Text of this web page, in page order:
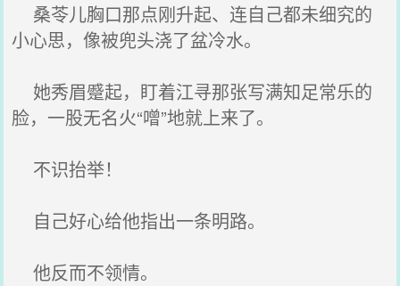
桑苓儿胸口那点刚升起、连自己都未细究的
小心思，像被兜头浇了盆冷水。
她秀眉蹙起，盯着江寻那张写满知足常乐的
脸，一股无名火“噌”地就上来了。
不识抬举！
自己好心给他指出一条明路。
他反而不领情。